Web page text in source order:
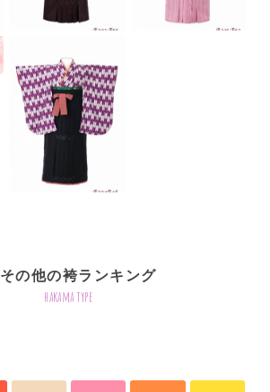
その他の袴ランキング
hakama type